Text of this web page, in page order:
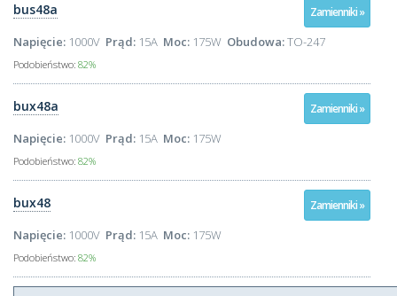
Zamienniki »
bus48a
Napięcie: 1000V Prąd: 15A Moc: 175W Obudowa:TO-247
Podobieństwo: 82%
Zamienniki »
bux48a
Napięcie: 1000V Prąd: 15A Moc: 175W
Podobieństwo: 82%
Zamienniki »
bux48
Napięcie: 1000V Prąd: 15A Moc: 175W
Podobieństwo: 82%